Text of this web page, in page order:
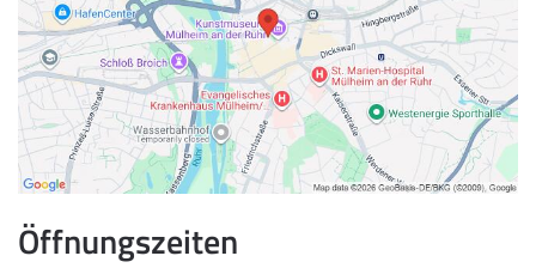
Öffnungszeiten